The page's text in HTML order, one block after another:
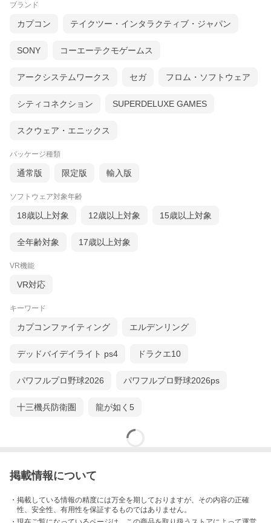
ブランド
カプコン テイクツー・インタラクティブ・ジャパン
SONY コーエーテクモゲームス
アークシステムワークス セガ フロム・ソフトウェア
シティコネクション SUPERDELUXE GAMES
スクウェア・エニックス
パッケージ種類
通常版 限定版 輸入版
ソフトウェア対象年齢
18歳以上対象 12歳以上対象 15歳以上対象
全年齢対象 17歳以上対象
VR機能
VR対応
キーワード
カプコンファイティング エルデンリング
デッドバイデイライト ps4 ドラクエ10
パワフルプロ野球2026 パワフルプロ野球2026ps
十三機兵防衛圏 龍が如く5
掲載情報について
・掲載している情報の精度には万全を期しておりますが、その内容の正確
性、安全性、有用性を保証するものではありません。